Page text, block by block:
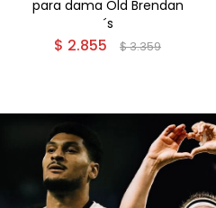
para dama Old Brendan
´s
$ 2.855 $3.359